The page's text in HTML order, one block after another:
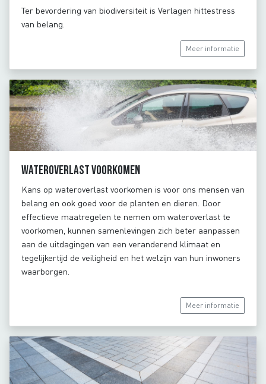
Ter bevordering van biodiversiteit is Verlagen hittestress
van belang.
Meer informatie
Wateroverlast voorkomen
Kans op wateroverlast voorkomen is voor ons mensen van
belang en ook goed voor de planten en dieren. Door
effectieve maatregelen te nemen om wateroverlast te
voorkomen, kunnen samenlevingen zich beter aanpassen
aan de uitdagingen van een veranderend klimaat en
tegelijkertijd de veiligheid en het welzijn van hun inwoners
waarborgen.
Meer informatie